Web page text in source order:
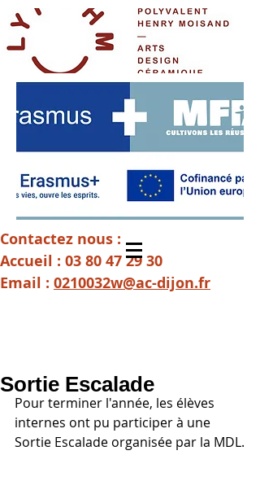
Contactez nous :
Accueil : 03 80 47 29 30
Email : 0210032w@ac-dijon.fr
Sortie Escalade
Pour terminer l'année, les élèves
internes ont pu participer à une
Sortie Escalade organisée par la MDL.